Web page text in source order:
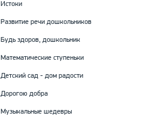
Истоки
Развитие речи дошкольников
Будь здоров, дошкольник
Математические ступеньки
Детский сад - дом радости
Дорогою добра
Музыкальные шедевры